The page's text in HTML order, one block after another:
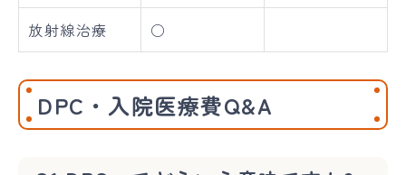
放射線治療 ○
DPC・入院医療費Q&A